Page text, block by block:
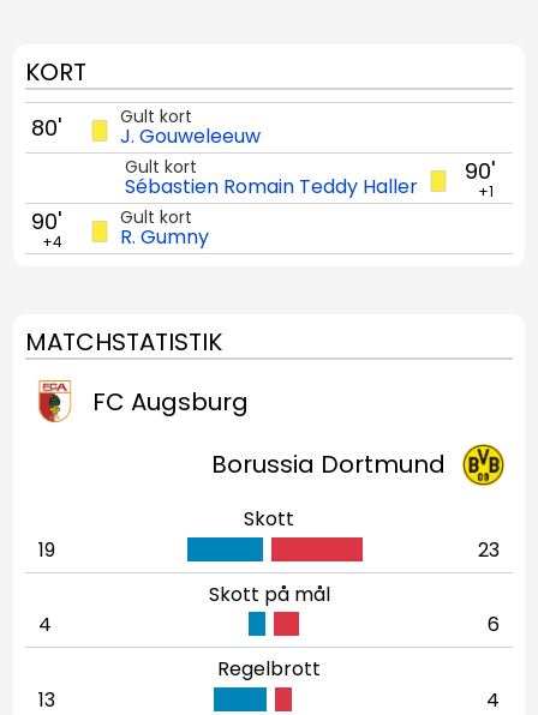
KORT
Gult kort
J. Gouweleeuw
80'
90'
+1
Gult kort
Sébastien Romain Teddy Haller
Gult kort
R. Gumny
90'
+4
MATCHSTATISTIK
FC Augsburg
Borussia Dortmund
Skott
19
23
Skott på mål
4
6
Regelbrott
13
4